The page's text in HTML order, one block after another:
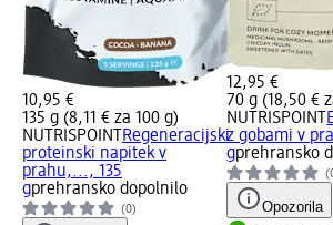
10,95 €
135 g (8,11 € za 100 g)
NUTRISPOINT
Regeneracijski
proteinski napitek v
prahu,..., 135
gprehransko dopolnilo
(0)
12,95 €
70 g (18,50 €
NUTRISPOINT
z gobami v
gprehransko
Opozorila